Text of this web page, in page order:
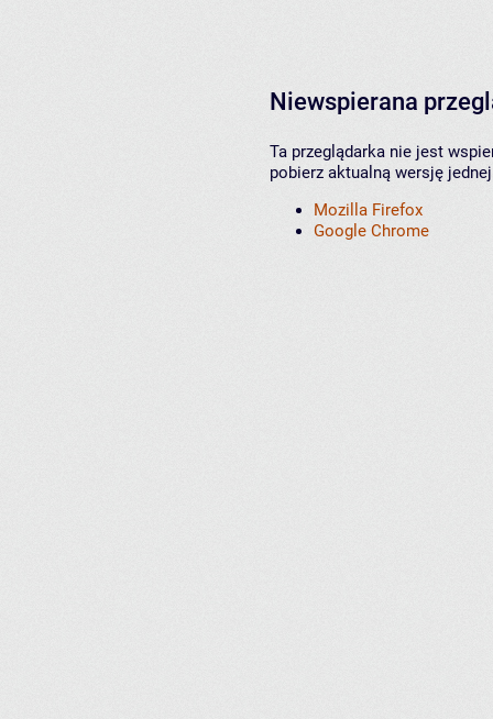
Niewspierana
Ta przeglądarka nie jest
pobierz aktualną wersję
Mozilla Firefox
Google Chrome